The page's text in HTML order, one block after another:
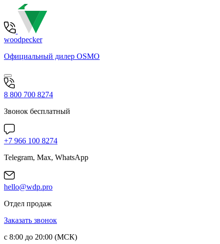
woodpecker
Официальный дилер OSMO
8 800 700 8274
Звонок бесплатный
+7 966 100 8274
Telegram, Max, WhatsApp
hello@wdp.pro
Отдел продаж
Заказать звонок
с 8:00 до 20:00 (МСК)